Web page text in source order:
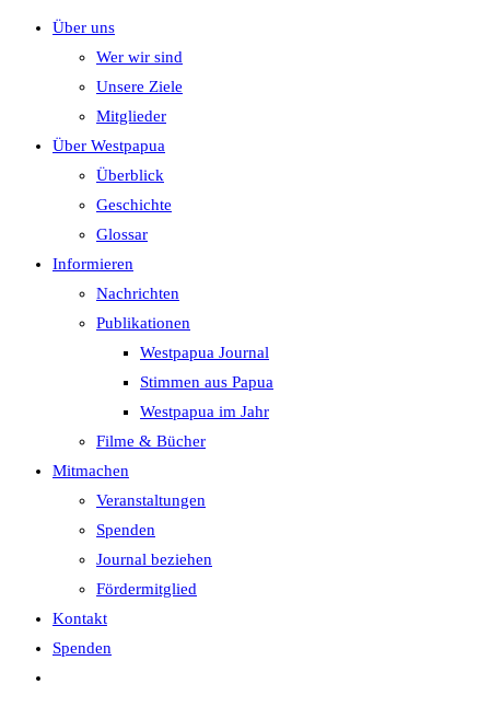
Über uns
Wer wir sind
Unsere Ziele
Mitglieder
Über Westpapua
Überblick
Geschichte
Glossar
Informieren
Nachrichten
Publikationen
Westpapua Journal
Stimmen aus Papua
Westpapua im Jahr
Filme & Bücher
Mitmachen
Veranstaltungen
Spenden
Journal beziehen
Fördermitglied
Kontakt
Spenden